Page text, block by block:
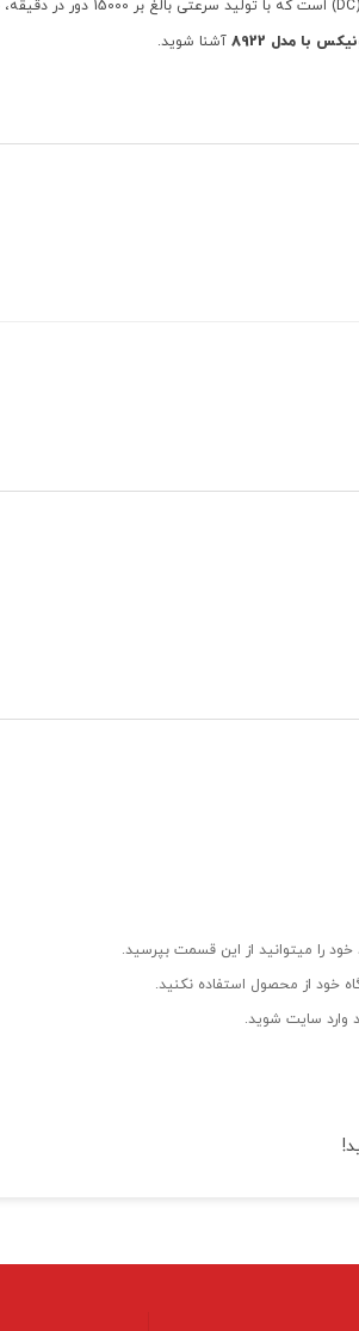
آشنا شوید.
را میتوانید از این قسمت بپرسید.
خود از محصول استفاده نکنید.
وارد سایت شوید.